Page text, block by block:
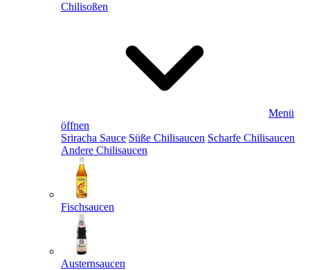
Chilisoßen
Menü
öffnen
Sriracha Sauce Süße Chilisaucen Scharfe Chilisaucen
Andere Chilisaucen
Fischsaucen
Austernsaucen